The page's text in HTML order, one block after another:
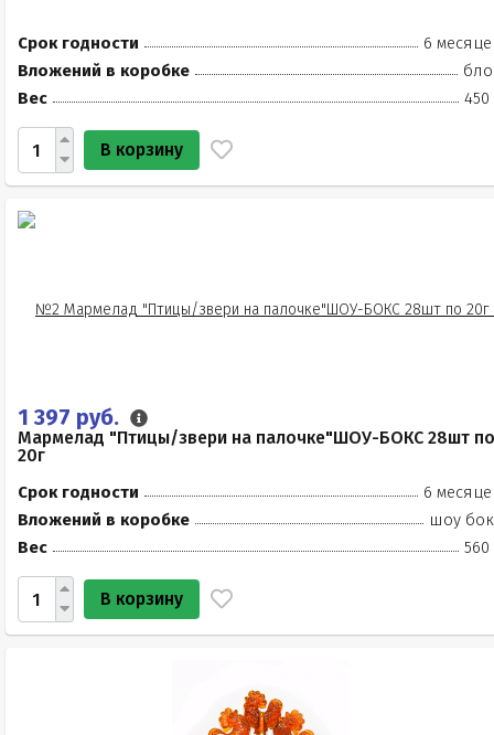
Срок годности
6
Вложений в коробке
Вес
450
В корзину
1 397 руб.
Мармелад "Птицы/звери на палочке"ШОУ-БОКС 28шт по
20г
Срок годности
6
Вложений в коробке
шоу
Вес
560
В корзину